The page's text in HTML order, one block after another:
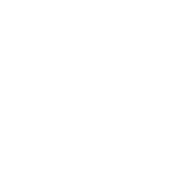
Egyesület
Klub
Klub